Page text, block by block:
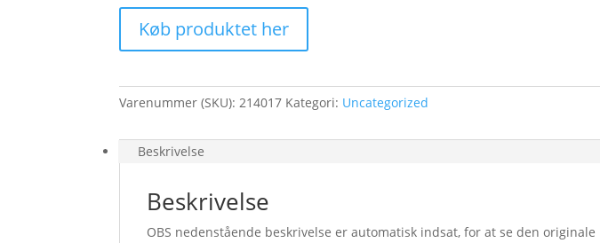
Køb produktet her
Varenummer (SKU):214017 Kategori: Uncategorized
Beskrivelse
Beskrivelse
OBS nedenstående beskrivelse er automatisk indsat, for at se den